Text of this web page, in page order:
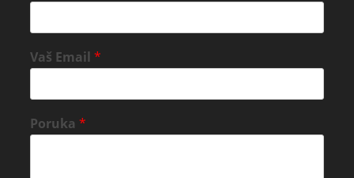
Vaš Email*
Poruka*